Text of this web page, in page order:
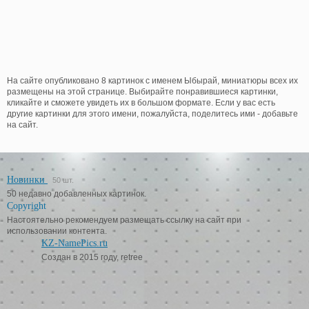
На сайте опубликовано 8 картинок с именем Ыбырай, миниатюры всех их
размещены на этой странице. Выбирайте понравившиеся картинки,
кликайте и сможете увидеть их в большом формате. Если у вас есть
другие картинки для этого имени, пожалуйста, поделитесь ими - добавьте
на сайт.
Новинки 50 шт.
50 недавно добавленных картинок.
Copyright
Настоятельно рекомендуем размещать ссылку на сайт при
использовании контента.
KZ-NamePics.ru
Создан в 2015 году, retree